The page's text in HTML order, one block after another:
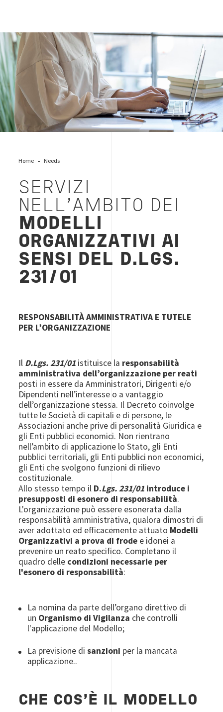
certification-group-work
Home Needs
SERVIZI
NELL'AMBITO DEI
MODELLI
ORGANIZZATIVI AI
SENSI DEL D.LGS.
231/01
RESPONSABILITÀ AMMINISTRATIVA E TUTELE
PER L’ORGANIZZAZIONE
Il D.Lgs. 231/01 istituisce la responsabilità
amministrativa dell’organizzazione per reati
posti in essere da Amministratori, Dirigenti e/o
Dipendenti nell’interesse o a vantaggio
dell’organizzazione stessa. Il Decreto coinvolge
tutte le Società di capitali e di persone, le
Associazioni anche prive di personalità Giuridica e
gli Enti pubblici economici. Non rientrano
nell’ambito di applicazione lo Stato, gli Enti
pubblici territoriali, gli Enti pubblici non economici,
gli Enti che svolgono funzioni di rilievo
costituzionale.
Allo stesso tempo il D.Lgs. 231/01 introduce i
presupposti di esonero di responsabilità.
L'organizzazione può essere esonerata dalla
responsabilità amministrativa, qualora dimostri di
aver adottato ed efficacemente attuato Modelli
Organizzativi a prova di frode e idonei a
prevenire un reato specifico. Completano il
quadro delle condizioni necessarie per
l'esonero di responsabilità:
La nomina da parte dell’organo direttivo di
un Organismo di Vigilanza che controlli
l'applicazione del Modello;
La previsione disanzioni per la mancata
applicazione..
CHE COS'È IL MODELLO